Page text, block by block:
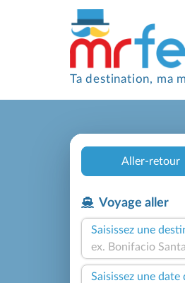
Ta destination, ma
Aller-retour
Voyage aller
Saisissez une
Saisissez une date